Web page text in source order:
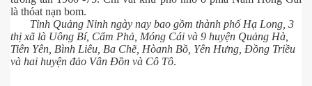
là thóat nạn bom.
Tỉnh Quảng Ninh ngày nay bao gồm thành phố Hạ Long, 3
thị xã là Uông Bí, Cẩm Phả, Móng Cái và 9 huyện Quảng Hà,
Tiên Yên, Bình Liêu, Ba Chẽ, Hòanh Bồ, Yên Hưng, Đồng Triều
và hai huyện đảo Vân Đồn và Cô Tô.